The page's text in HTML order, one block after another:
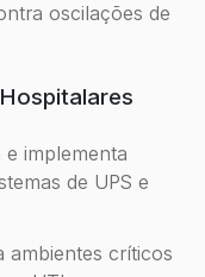
oscilações de
implementa
de UPS e
ambientes críticos